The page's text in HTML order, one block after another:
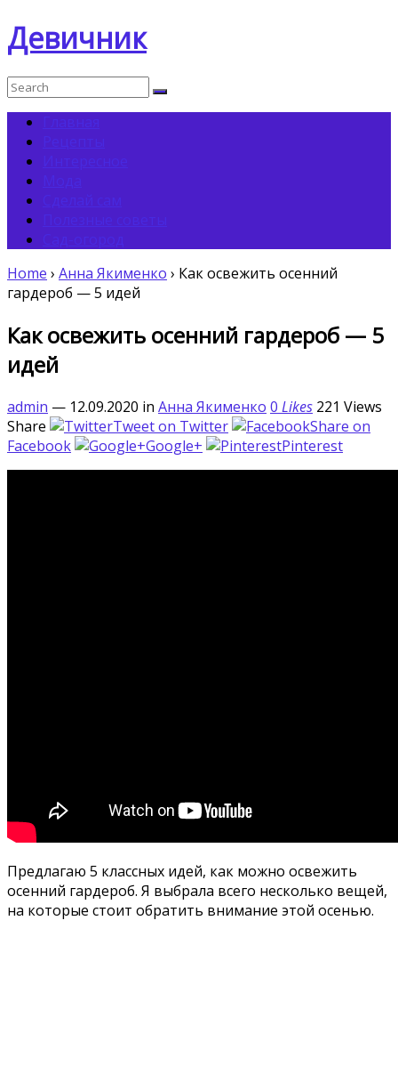
Девичник
Home › Анна Якименко › Как освежить осенний
гардероб — 5 идей
Как освежить осенний гардероб — 5
идей
admin — 12.09.2020 in Анна Якименко 0 Likes 221 Views
Share
Tweet on Twitter
Share on
Facebook
Google+ Pinterest
Предлагаю 5 классных идей, как можно освежить
осенний гардероб. Я выбрала всего несколько вещей,
на которые стоит обратить внимание этой осенью.